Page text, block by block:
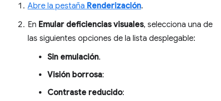
Abre la pestaña Renderización.
En Emular deficiencias visuales, selecciona una de
las siguientes opciones de la lista desplegable:
Sin emulación.
Visión borrosa:
Contraste reducido: